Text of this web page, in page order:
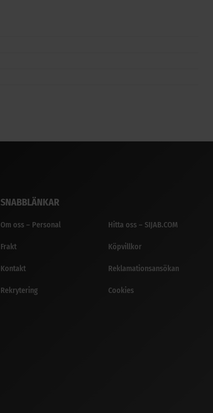
SNABBLÄNKAR
Om oss – Personal
Frakt
Kontakt
Rekrytering
Hitta oss – SIJAB.COM
Köpvillkor
Reklamationsansökan
Cookies